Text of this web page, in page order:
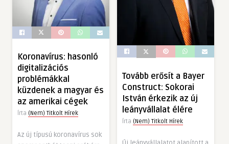
Tovább erősít a Bayer
Construct: Sokorai
István érkezik az új
leányvállalat élére
Írta (Nem) Titkolt Hírek
Koronavírus: hasonló
digitalizációs
problémákkal
küzdenek a magyar és
az amerikai cégek
Írta (Nem) Titkolt Hírek
Az új típusú koronavírus sok